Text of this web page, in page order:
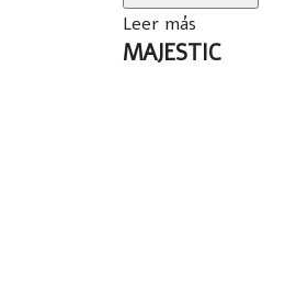
Leer más
MAJESTIC